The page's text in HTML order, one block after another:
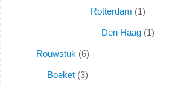
Rotterdam 1
Den Haag 1
Rouwstuk 6
Boeket 3